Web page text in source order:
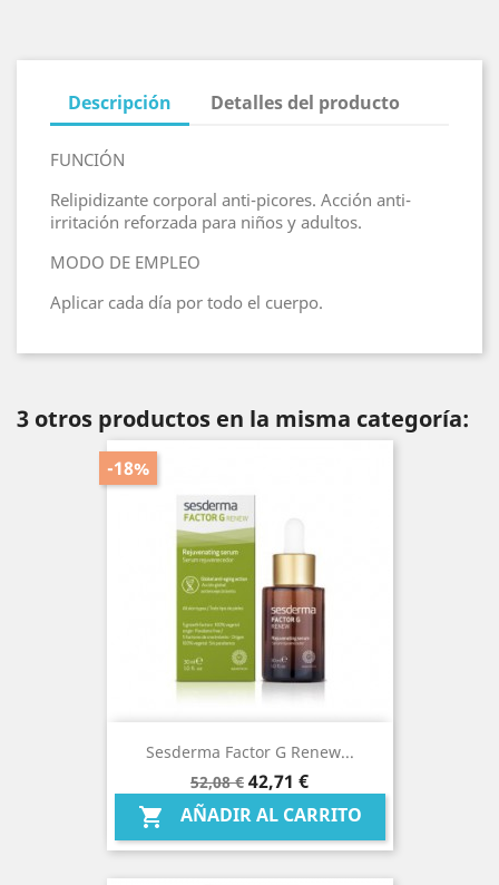
Descripción Detalles del producto
FUNCIÓN
Relipidizante corporal anti-picores. Acción anti-
irritación reforzada para niños y adultos.
MODO DE EMPLEO
Aplicar cada día por todo el cuerpo.
3 otros productos en la misma categoría:
Sesderma Factor G Renew...
Precio
base
52,08 €
-18%
Precio
42,71 €
 AÑADIR AL CARRITO